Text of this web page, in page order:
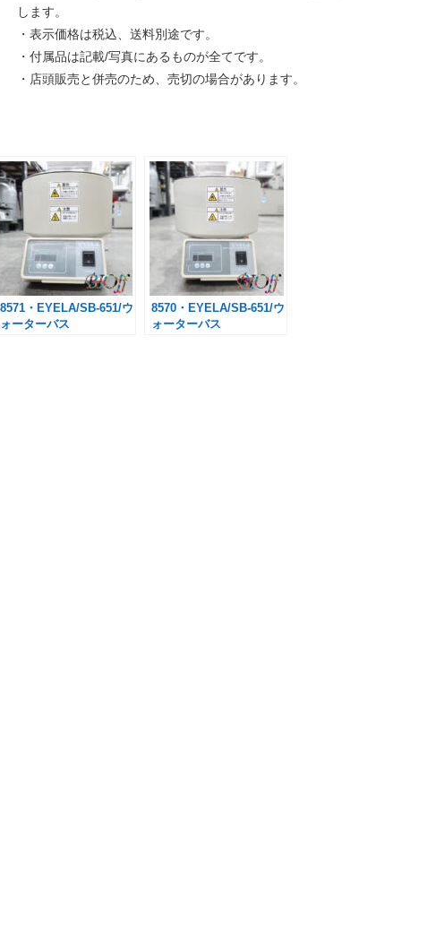
します。
・表示価格は税込、送料別途です。
・付属品は記載/写真にあるものが全てです。
・店頭販売と併売のため、売切の場合があります。
8571・EYELA/SB-651/ウ
ォーターバス
8570・EYELA/SB-651/ウ
ォーターバス